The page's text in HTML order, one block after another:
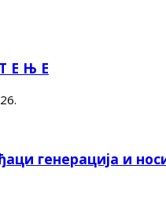
Е Њ Е
генерација и